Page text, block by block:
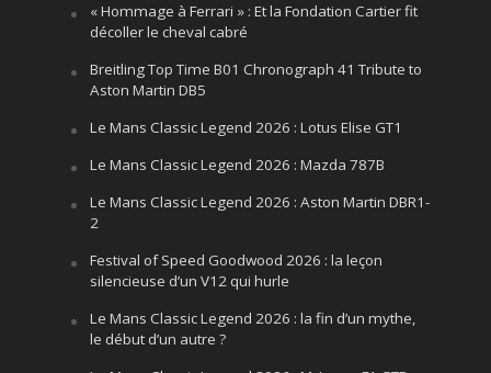
« Hommage à Ferrari » : Et la Fondation Cartier fit
décoller le cheval cabré
Breitling Top Time B01 Chronograph 41 Tribute to
Aston Martin DB5
Le Mans Classic Legend 2026 : Lotus Elise GT1
Le Mans Classic Legend 2026 : Mazda 787B
Le Mans Classic Legend 2026 : Aston Martin DBR1-
2
Festival of Speed Goodwood 2026 : la leçon
silencieuse d’un V12 qui hurle
Le Mans Classic Legend 2026 : la fin d’un mythe,
le début d’un autre ?